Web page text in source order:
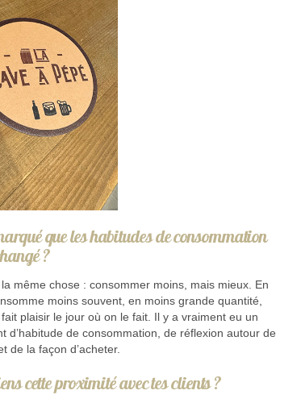
que les habitudes de consommation
?
même chose : consommer moins, mais mieux. En
moins souvent, en moins grande quantité,
plaisir le jour où on le fait. Il y a vraiment eu un
d’habitude de consommation, de réflexion autour de
de la façon d’acheter.
cette proximité avec tes clients ?